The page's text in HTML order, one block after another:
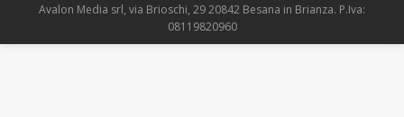
Avalon Media srl, via Brioschi, 29 20842 Besana in Brianza. P.Iva:
08119820960